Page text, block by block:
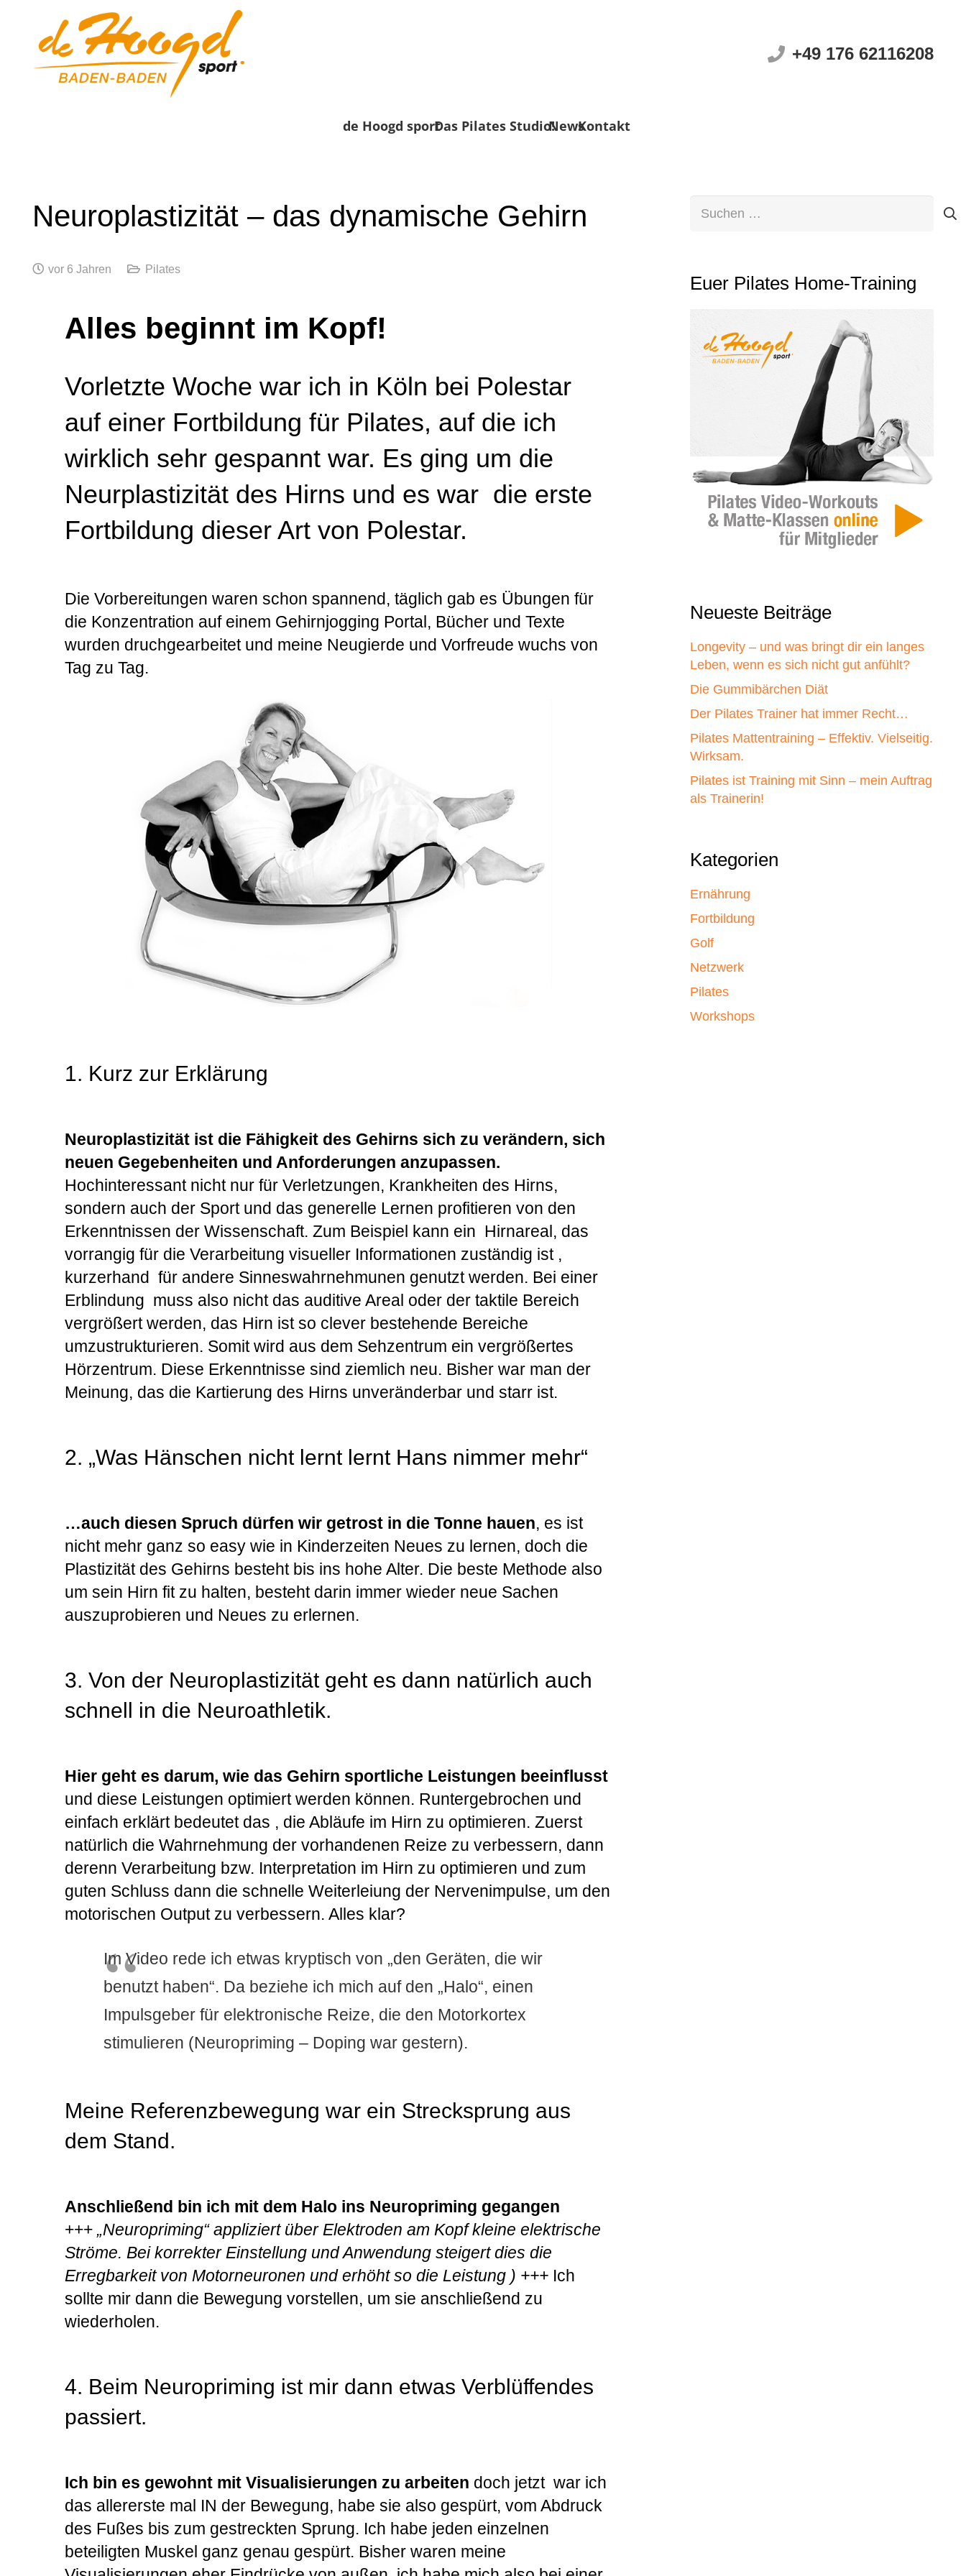
+49 176 62116208
de Hoogd sportDas Pilates Studio!NewsKontakt
Neuroplastizität – das dynamische Gehirn
vor 6 Jahren Pilates
Alles beginnt im Kopf!
Vorletzte Woche war ich in Köln bei Polestar
auf einer Fortbildung für Pilates, auf die ich
wirklich sehr gespannt war. Es ging um die
Neurplastizität des Hirns und es war die erste
Fortbildung dieser Art von Polestar.
Die Vorbereitungen waren schon spannend, täglich gab es Übungen für
die Konzentration auf einem Gehirnjogging Portal, Bücher und Texte
wurden druchgearbeitet und meine Neugierde und Vorfreude wuchs von
Tag zu Tag.
1. Kurz zur Erklärung
Neuroplastizität ist die Fähigkeit des Gehirns sich zu verändern, sich
neuen Gegebenheiten und Anforderungen anzupassen.
Hochinteressant nicht nur für Verletzungen, Krankheiten des Hirns,
sondern auch der Sport und das generelle Lernen profitieren von den
Erkenntnissen der Wissenschaft. Zum Beispiel kann ein Hirnareal, das
vorrangig für die Verarbeitung visueller Informationen zuständig ist ,
kurzerhand für andere Sinneswahrnehmunen genutzt werden. Bei einer
Erblindung muss also nicht das auditive Areal oder der taktile Bereich
vergrößert werden, das Hirn ist so clever bestehende Bereiche
umzustrukturieren. Somit wird aus dem Sehzentrum ein vergrößertes
Hörzentrum. Diese Erkenntnisse sind ziemlich neu. Bisher war man der
Meinung, das die Kartierung des Hirns unveränderbar und starr ist.
2. „Was Hänschen nicht lernt lernt Hans nimmer mehr“
…auch diesen Spruch dürfen wir getrost in die Tonne hauen, es ist
nicht mehr ganz so easy wie in Kinderzeiten Neues zu lernen, doch die
Plastizität des Gehirns besteht bis ins hohe Alter. Die beste Methode also
um sein Hirn fit zu halten, besteht darin immer wieder neue Sachen
auszuprobieren und Neues zu erlernen.
3. Von der Neuroplastizität geht es dann natürlich auch
schnell in die Neuroathletik.
Hier geht es darum, wie das Gehirn sportliche Leistungen beeinflusst
und diese Leistungen optimiert werden können. Runtergebrochen und
einfach erklärt bedeutet das , die Abläufe im Hirn zu optimieren. Zuerst
natürlich die Wahrnehmung der vorhandenen Reize zu verbessern, dann
derenn Verarbeitung bzw. Interpretation im Hirn zu optimieren und zum
guten Schluss dann die schnelle Weiterleiung der Nervenimpulse, um den
motorischen Output zu verbessern. Alles klar?
Im Video rede ich etwas kryptisch von „den Geräten, die wir
benutzt haben“. Da beziehe ich mich auf den „Halo“, einen
Impulsgeber für elektronische Reize, die den Motorkortex
stimulieren (Neuropriming – Doping war gestern).
Meine Referenzbewegung war ein Strecksprung aus
dem Stand.
Anschließend bin ich mit dem Halo ins Neuropriming gegangen
+++ „Neuropriming“ appliziert über Elektroden am Kopf kleine elektrische
Ströme. Bei korrekter Einstellung und Anwendung steigert dies die
Erregbarkeit von Motorneuronen und erhöht so die Leistung ) +++ Ich
sollte mir dann die Bewegung vorstellen, um sie anschließend zu
wiederholen.
4. Beim Neuropriming ist mir dann etwas Verblüffendes
passiert.
Ich bin es gewohnt mit Visualisierungen zu arbeiten doch jetzt war ich
das allererste mal IN der Bewegung, habe sie also gespürt, vom Abdruck
des Fußes bis zum gestreckten Sprung. Ich habe jeden einzelnen
beteiligten Muskel ganz genau gespürt. Bisher waren meine
Suchen
Euer Pilates Home-Training
Neueste Beiträge
Longevity – und was bringt dir ein langes
Leben, wenn es sich nicht gut anfühlt?
Die Gummibärchen Diät
Der Pilates Trainer hat immer Recht…
Pilates Mattentraining – Effektiv. Vielseitig.
Wirksam.
Pilates ist Training mit Sinn – mein Auftrag
als Trainerin!
Kategorien
Ernährung
Fortbildung
Golf
Netzwerk
Pilates
Workshops